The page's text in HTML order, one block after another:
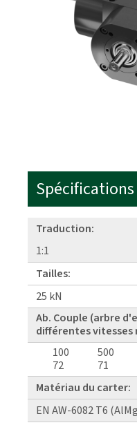
Traduction:
1:1
Tailles:
25 kN
Ab. Couple (arbre
différentes vitesses
100
72
500
71
Matériau du carter:
EN AW-6082 T6